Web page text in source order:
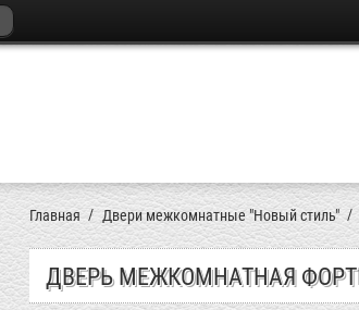
Главная Двери межкомнатные "Новый стиль"
ДВЕРЬ МЕЖКОМНАТНАЯ